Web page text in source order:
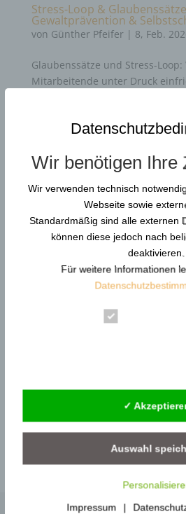
Stress-Loop &
Gewaltprävention &
von Günther Pfeifer| 8, Feb.
Glaubenssätze und Stress-Loop:
Mitarbeitende unter Druck
psychische Widerstandskraft in
Durchsuchen…
Gewaltschutzkoordinator in
Reform der DGUV Vorschrift 2:
Gewaltschutzkoordinator im
Siedlungsabfallentsorgung
Gewaltprävention
Wir benötigen Ihre
Wir verwenden technisch
Webseite sowie
Standardmäßig sind alle externen
können diese jedoch nach
deaktivieren.
Für weitere Informationen
✓
Auswahl
Impressum |